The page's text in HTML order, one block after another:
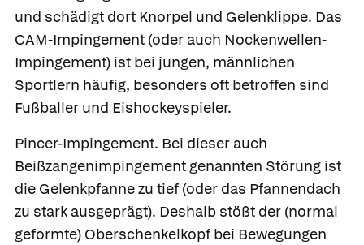
und schädigt dort Knorpel und Gelenklippe. Das
CAM-Impingement (oder auch Nockenwellen-
Impingement) ist bei jungen, männlichen
Sportlern häufig, besonders oft betroffen sind
Fußballer und Eishockeyspieler.
Pincer-Impingement. Bei dieser auch
Beißzangenimpingementgenannten Störung ist
die Gelenkpfanne zu tief (oder das Pfannendach
zu stark ausgeprägt). Deshalb stößt der (normal
geformte) Oberschenkelkopf bei Bewegungen